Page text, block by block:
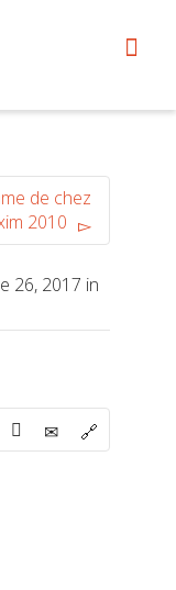
de chez
2010
26, 2017 in